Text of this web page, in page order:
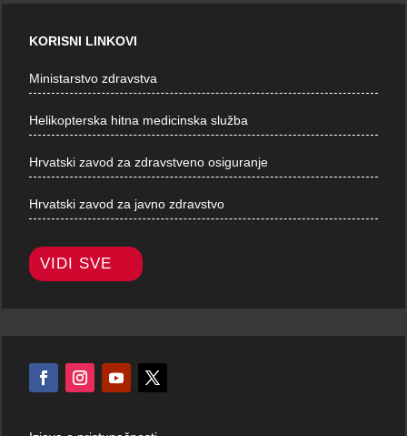
KORISNI LINKOVI
Ministarstvo zdravstva
Helikopterska hitna medicinska služba
Hrvatski zavod za zdravstveno osiguranje
Hrvatski zavod za javno zdravstvo
VIDI SVE